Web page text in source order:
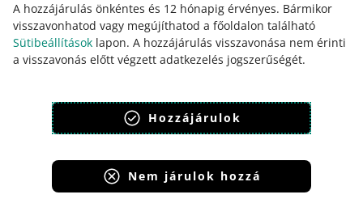
A hozzájárulás önkéntes és 12 hónapig érvényes. Bármikor
visszavonhatod vagy megújíthatod a főoldalon található
Sütibeállítások lapon. A hozzájárulás visszavonása nem érinti
a visszavonás előtt végzett adatkezelés jogszerűségét.
Hozzájárulok
Nem járulok hozzá
3. lista (xlsx, 6,0 MB)
4. lista (xlsx, 5,9 MB)
5. lista (xlsx, 3,4 MB)
Smart! Hetek 2026 – AlleKedvezmény
1. lista (xlsx, 168 KB)
Ez az oldal más nyelveken is elérhető.
Allegro Group Services